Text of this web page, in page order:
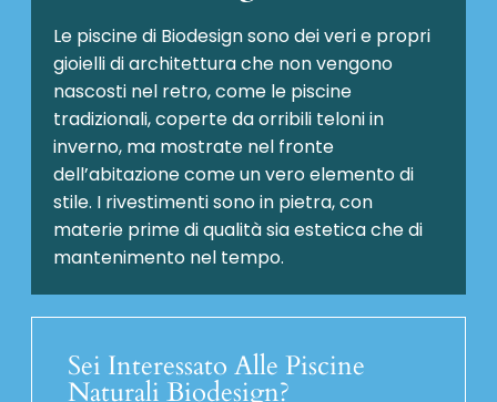
Le piscine di Biodesign sono dei veri e propri
gioielli di architettura che non vengono
nascosti nel retro, come le piscine
tradizionali, coperte da orribili teloni in
inverno, ma mostrate nel fronte
dell’abitazione come un vero elemento di
stile. I rivestimenti sono in pietra, con
materie prime di qualità sia estetica che di
mantenimento nel tempo.
Sei Interessato Alle Piscine
Naturali Biodesign?